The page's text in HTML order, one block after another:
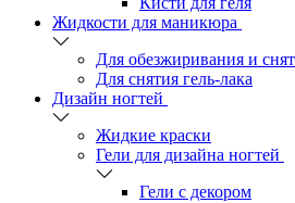
Жидкости для маникюра
Для обезжиривания и
Для снятия гель-лака
Дизайн ногтей
Жидкие краски
Гели для дизайна ногтей
Гели с декором